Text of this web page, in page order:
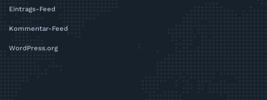
Eintrags-Feed
Kommentar-Feed
WordPress.org